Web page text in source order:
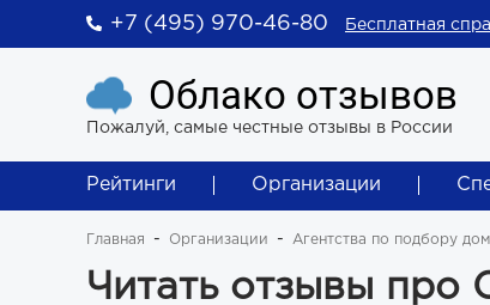
+7 (495) 970-46-80 Бесплатная
Облако отзывов
Пожалуй, самые честные отзывы в России
Рейтинги Организации
Главная Организации Агентства по подбору
Читать отзывы про